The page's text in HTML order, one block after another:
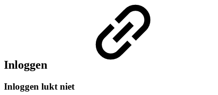
Inloggen
Inloggen lukt niet